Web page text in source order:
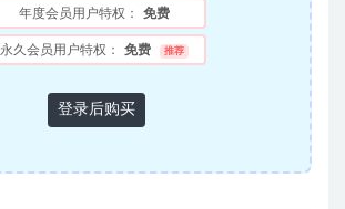
年度会员用户特权： 免费
永久会员用户特权： 免费 推荐
登录后购买